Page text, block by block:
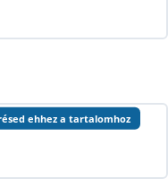
ehhez a tartalomhoz